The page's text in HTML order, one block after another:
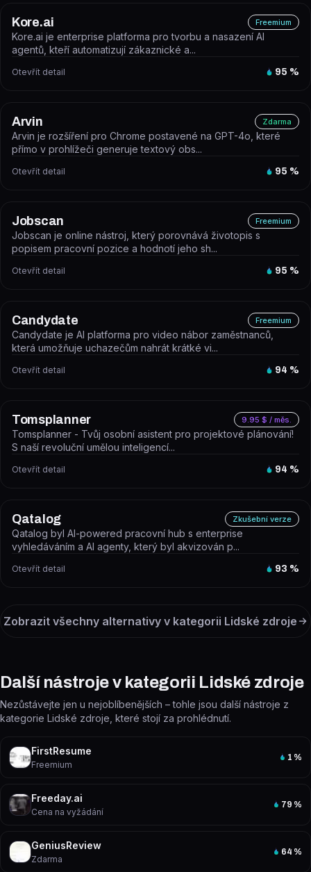
Kore.ai Freemium
Kore.ai je enterprise platforma pro tvorbu a nasazení AI
agentů, kteří automatizují zákaznické a...
Otevřít detail 95 %
Arvin Zdarma
Arvin je rozšíření pro Chrome postavené na GPT-4o, které
přímo v prohlížeči generuje textový obs...
Otevřít detail 95 %
Jobscan Freemium
Jobscan je online nástroj, který porovnává životopis s
popisem pracovní pozice a hodnotí jeho sh...
Otevřít detail 95 %
Candydate Freemium
Candydate je AI platforma pro video nábor zaměstnanců,
která umožňuje uchazečům nahrát krátké vi...
Otevřít detail 94 %
Tomsplanner 9.95 $ / měs.
Tomsplanner - Tvůj osobní asistent pro projektové plánování!
S naší revoluční umělou inteligencí...
Otevřít detail 94 %
Qatalog Zkušební verze
Qatalog byl AI-powered pracovní hub s enterprise
vyhledáváním a AI agenty, který byl akvizován p...
Otevřít detail 93 %
Zobrazit všechny alternativy v kategorii Lidské zdroje
Další nástroje v kategorii Lidské zdroje
Nezůstávejte jen u nejoblíbenějších – tohle jsou další nástroje z
kategorie Lidské zdroje, které stojí za prohlédnutí.
FirstResume
Freemium
1 %
Freeday.ai
Cena na vyžádání
79 %
GeniusReview
Zdarma
64 %